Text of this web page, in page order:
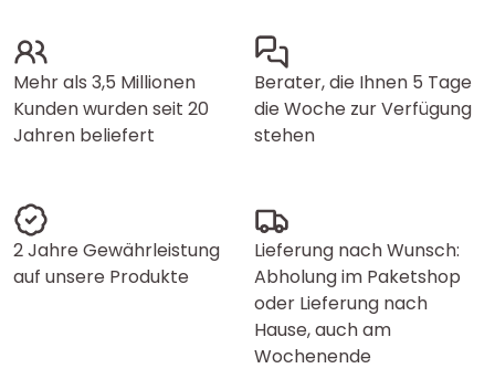
Mehr als 3,5 Millionen
Kunden wurden seit 20
Jahren beliefert
Berater, die Ihnen 5 Tage
die Woche zur Verfügung
stehen
2 Jahre Gewährleistung
auf unsere Produkte
Lieferung nach Wunsch:
Abholung im Paketshop
oder Lieferung nach
Hause, auch am
Wochenende